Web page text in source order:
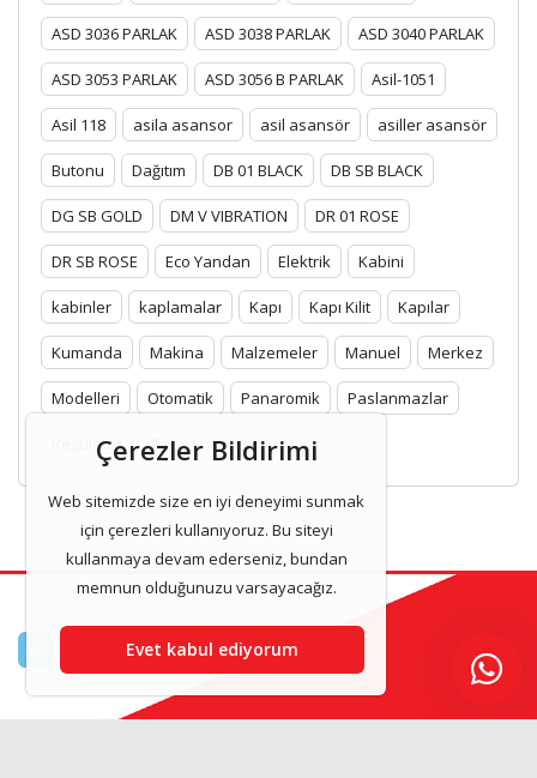
ASD 3036 PARLAK ASD 3038 PARLAK ASD 3040 PARLAK
ASD 3053 PARLAK ASD 3056 B PARLAK Asil-1051
Asil 118 asila asansor asil asansör asiller asansör
Butonu Dağıtım DB 01 BLACK DB SB BLACK
DG SB GOLD DM V VIBRATION DR 01 ROSE
DR SB ROSE Eco Yandan Elektrik Kabini
kabinler kaplamalar Kapı Kapı Kilit Kapılar
Kumanda Makina Malzemeler Manuel Merkez
Modelleri Otomatik Panaromik Paslanmazlar
Regülatör Tavan
Çerezler Bildirimi
Web sitemizde size en iyi deneyimi sunmak
için çerezleri kullanıyoruz. Bu siteyi
kullanmaya devam ederseniz, bundan
memnun olduğunuzu varsayacağız.
Evet kabul ediyorum